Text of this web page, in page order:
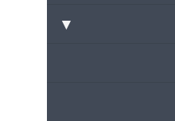
▾